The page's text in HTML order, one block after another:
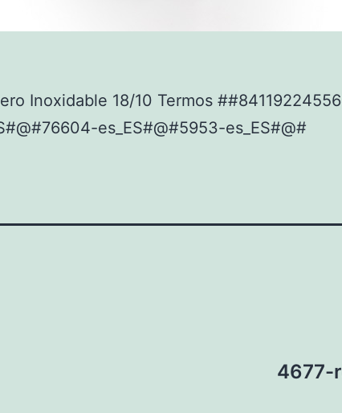
Inoxidable 18/10 Termos
es_ES#@#5953-es_ES#@#
4677-